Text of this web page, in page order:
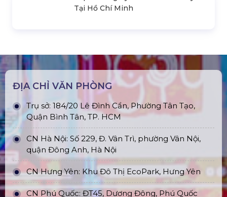
Top10 Công Ty Màn Hình Led Uy Tín
Tại Hồ Chí Minh
ĐỊA CHỈ VĂN PHÒNG
Trụ sở: 184/20 Lê Đình Cẩn, Phường Tân Tạo,
Quận Bình Tân, TP. HCM